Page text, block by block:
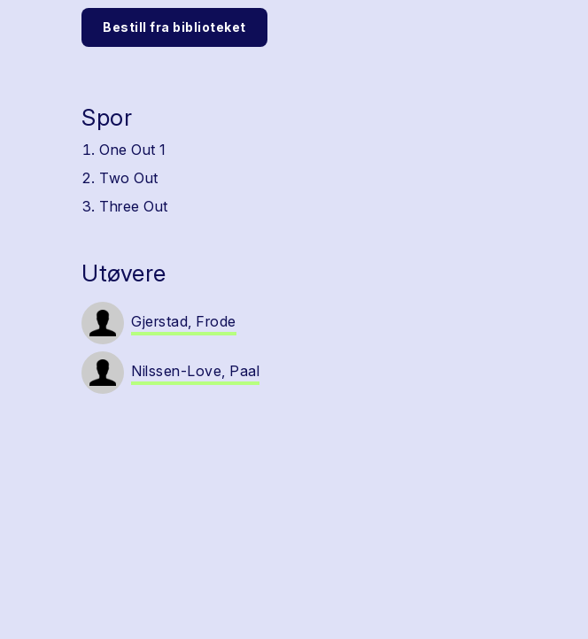
Bestill fra biblioteket
Spor
One Out 1
Two Out
Three Out
Utøvere
Gjerstad, Frode
Nilssen-Love, Paal